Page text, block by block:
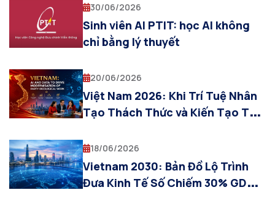
30/06/2026
Sinh viên AI PTIT: học AI không
chỉ bằng lý thuyết
20/06/2026
Việt Nam 2026: Khi Trí Tuệ Nhân
Tạo Thách Thức và Kiến Tạo Tư
18/06/2026
Vietnam 2030: Bản Đồ Lộ Trình
Đưa Kinh Tế Số Chiếm 30% GDP